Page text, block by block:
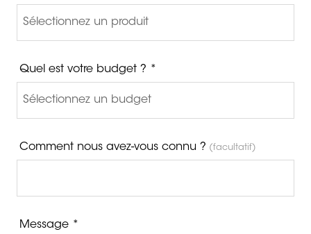
Quel est votre budget ? *
Comment nous avez-vous connu ? (facultatif)
Message *